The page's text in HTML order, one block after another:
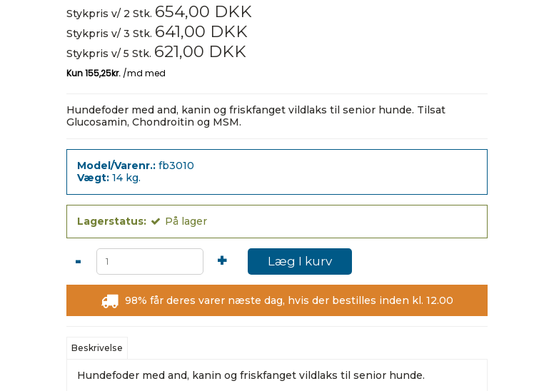
Stykpris v/ 2 Stk. 654,00 DKK
Stykpris v/ 3 Stk. 641,00 DKK
Stykpris v/ 5 Stk. 621,00 DKK
Hundefoder med and, kanin og friskfanget vildlaks til senior hunde. Tilsat
Glucosamin, Chondroitin og MSM.
Model/Varenr.: fb3010
Vægt: 14 kg.
Lagerstatus: På lager
- + Læg I kurv
98% får deres varer næste dag, hvis der bestilles inden kl. 12.00
Beskrivelse
Hundefoder med and, kanin og friskfanget vildlaks til senior hunde.